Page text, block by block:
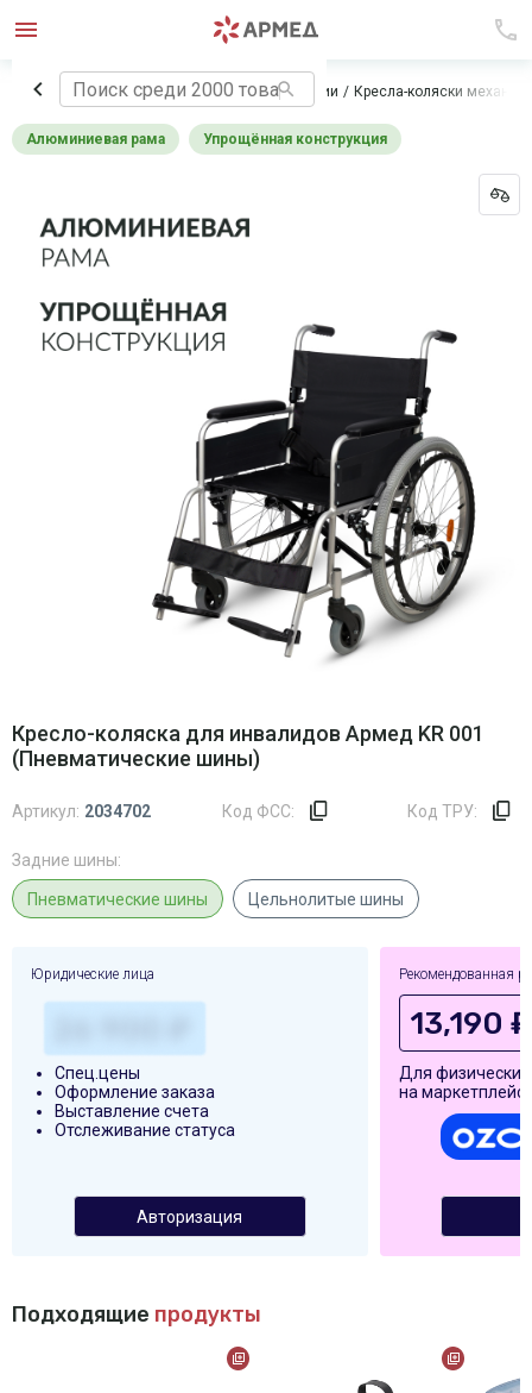
Главная Технические средства реабилитации Кресла-коляски
Алюминиевая рама Упрощённая конструкция
Кресло-коляска для инвалидов Армед KR 001
(Пневматические шины)
Артикул: 2034702 Код ФСС: Код ТРУ:
Задние шины:
Пневматические шины Цельнолитые шины
Юридические лица
Спец.цены
Оформление заказа
Выставление счета
Отслеживание статуса
Авторизация
Рекомендованная
13,190 ₽
Для
на
Подходящие продукты